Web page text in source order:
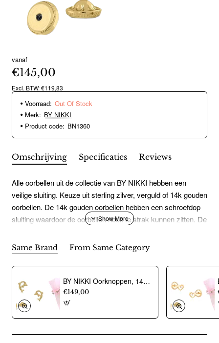
Out Of Stock
vanaf
€145,00
Excl. BTW: €119,83
Voorraad: Out Of Stock
Merk: BY NIKKI
Product code: BN1360
Omschrijving Specificaties Reviews
Alle oorbellen uit de collectie van BY NIKKI hebben een
veilige sluiting. Keuze uit sterling zilver, verguld of 14k gouden
oorbellen. De 14k gouden oorbellen hebben een schroefdop
sluiting waardoor de oorbellen nooit te strak kunnen zitten. De
liggen. Door de schroefsluiting kan de oorbel niet kwijtraken.
De sterling zilveren en vergulde oorbellen hebben een
speciale zilveren vlindersluiting ingekapseld in siliconen om
allergische reacties te voorkomen. De oorringen zijn voorzien
van luxe klapsluiting.
Same Brand From Same Category
BY NIKKI Oorknoppen, 14krt.goud dolfijn (6mm.) - 24487
€149,00